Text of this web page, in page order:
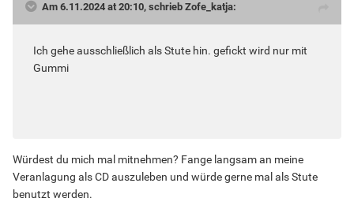
Am 6.11.2024 at 20:10, schrieb Zofe_katja:
Ich gehe ausschließlich als Stute hin. gefickt wird nur mit
Gummi
Würdest du mich mal mitnehmen? Fange langsam an meine
Veranlagung als CD auszuleben und würde gerne mal als Stute
benutzt werden.